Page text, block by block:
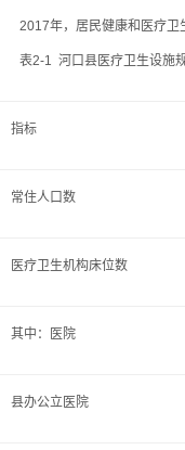
2017年，居民健康和医疗卫生
表2-1 河口县医疗卫生设施
指标
常住人口数
医疗卫生机构床位数
其中：医院
县办公立医院